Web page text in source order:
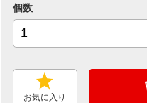
個数
お気に入り